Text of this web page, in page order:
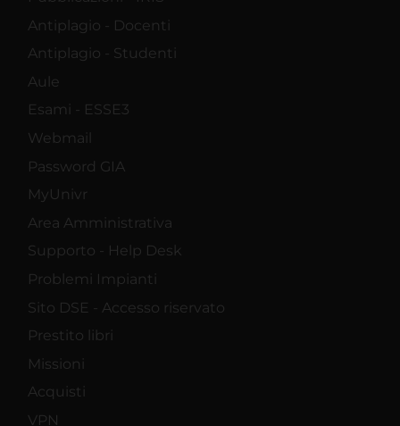
Antiplagio - Docenti
Antiplagio - Studenti
Aule
Esami - ESSE3
Webmail
Password GIA
MyUnivr
Area Amministrativa
Supporto - Help Desk
Problemi Impianti
Sito DSE - Accesso riservato
Prestito libri
Missioni
Acquisti
VPN